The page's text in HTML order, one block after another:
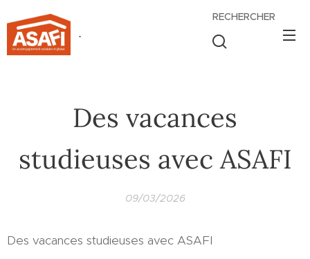
.
RECHERCHER
Des vacances
studieuses avec ASAFI
09/03/2026
Des vacances studieuses avec ASAFI